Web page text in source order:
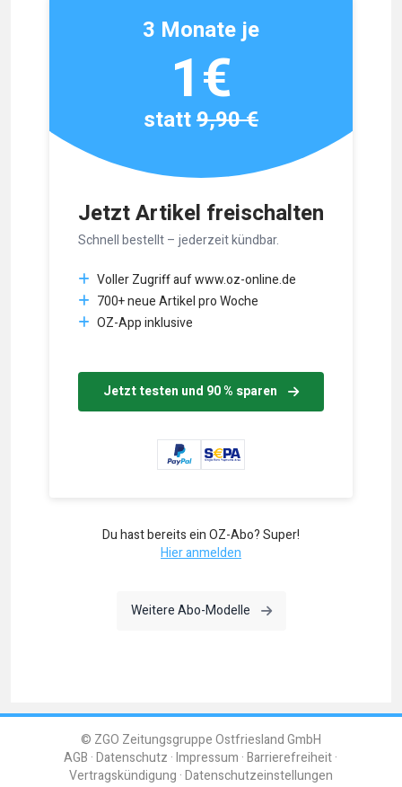
Jetzt Artikel freischalten
Schnell bestellt – jederzeit kündbar.
Voller Zugriff auf www.oz-online.de
700+ neue Artikel pro Woche
OZ-App inklusive
Jetzt testen und 90 % sparen
3 Monate je
1€
statt9,90 €
Du hast bereits ein OZ-Abo? Super!
Hier anmelden
Weitere Abo-Modelle
© ZGO Zeitungsgruppe Ostfriesland GmbH
AGB Datenschutz Impressum Barrierefreiheit
Vertragskündigung Datenschutzeinstellungen